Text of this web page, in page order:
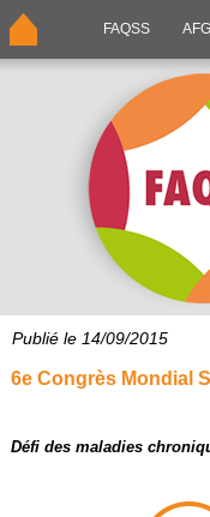
FAQSS
Publié le 14/09/2015
6e Congrès Mondial
Défi des maladies